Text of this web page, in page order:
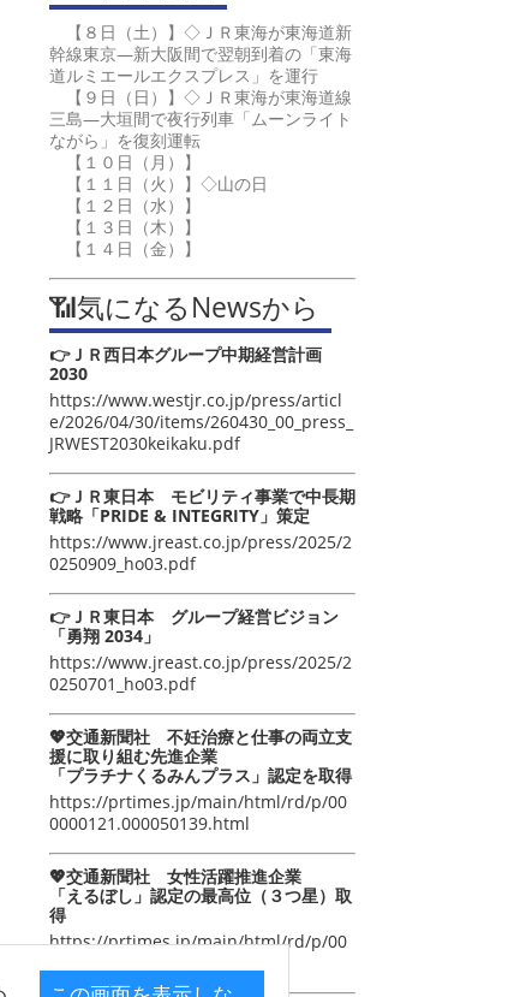
【８日（土）】◇ＪＲ東海が東海道新
幹線東京―新大阪間で翌朝到着の「東海
道ルミエールエクスプレス」を運行
【９日（日）】◇ＪＲ東海が東海道線
三島―大垣間で夜行列車「ムーンライト
ながら」を復刻運転
【１０日（月）】
【１１日（火）】◇山の日
【１２日（水）】
【１３日（木）】
【１４日（金）】
📶気になるNewsから
👉ＪＲ西日本グループ中期経営計画
2030
https://www.westjr.co.jp/press/articl
e/2026/04/30/items/260430_00_press_
JRWEST2030keikaku.pdf
👉ＪＲ東日本 モビリティ事業で中長期
戦略「PRIDE & INTEGRITY」策定
https://www.jreast.co.jp/press/2025/2
0250909_ho03.pdf
👉ＪＲ東日本 グループ経営ビジョン
「勇翔 2034」
https://www.jreast.co.jp/press/2025/2
0250701_ho03.pdf
💖交通新聞社 不妊治療と仕事の両立支
援に取り組む先進企業
「プラチナくるみんプラス」認定を取得
https://prtimes.jp/main/html/rd/p/00
0000121.000050139.html
💖交通新聞社 女性活躍推進企業
「えるぼし」認定の最高位（３つ星）取
得
https://prtimes.jp/main/html/rd/p/00